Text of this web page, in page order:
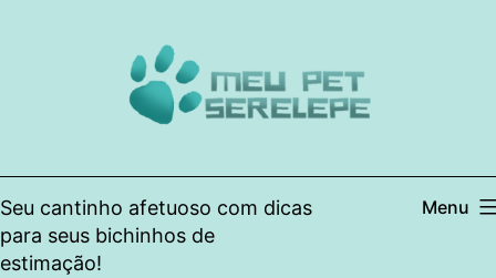
Seu cantinho afetuoso com dicas
para seus bichinhos de
estimação!
Menu